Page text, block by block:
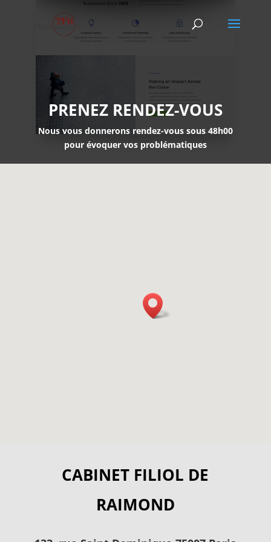
PRENEZ RENDEZ-VOUS
Nous vous donnerons rendez-vous sous 48h00
pour évoquer vos problématiques
CABINET FILIOL DE
RAIMOND